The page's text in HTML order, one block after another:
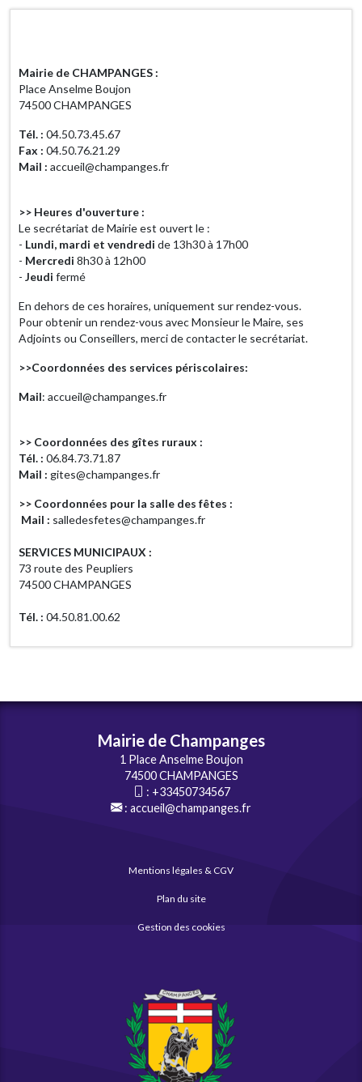
Mairie de CHAMPANGES :
Place Anselme Boujon
74500 CHAMPANGES
Tél. : 04.50.73.45.67
Fax : 04.50.76.21.29
Mail : accueil@champanges.fr
>> Heures d'ouverture :
Le secrétariat de Mairie est ouvert le :
- Lundi, mardi et vendredi de 13h30 à 17h00
- Mercredi 8h30 à 12h00
- Jeudi fermé
En dehors de ces horaires, uniquement sur rendez-vous.
Pour obtenir un rendez-vous avec Monsieur le Maire, ses
Adjoints ou Conseillers, merci de contacter le secrétariat.
>>Coordonnées des services périscolaires:
Mail: accueil@champanges.fr
>> Coordonnées des gîtes ruraux :
Tél. : 06.84.73.71.87
Mail : gites@champanges.fr
>> Coordonnées pour la salle des fêtes :
Mail : salledesfetes@champanges.fr
SERVICES MUNICIPAUX :
73 route des Peupliers
74500 CHAMPANGES
Tél. : 04.50.81.00.62
Mairie de Champanges
1 Place Anselme Boujon
74500 CHAMPANGES
: +33450734567
: accueil@champanges.fr
Mentions légales & CGV
Plan du site
Gestion des cookies